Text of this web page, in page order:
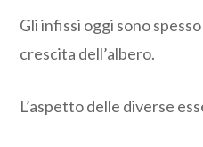
Gli infissi oggi sono
crescita dell’albero.
L’aspetto delle diverse